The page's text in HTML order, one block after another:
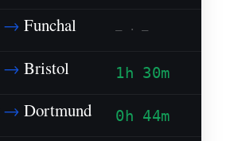
→ Funchal — · —
→ Bristol 1h 30m
→ Dortmund 0h 44m